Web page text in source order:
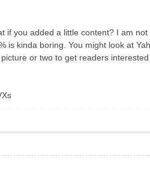
you added a little content? I am
kinda boring. You might look at
or two to get readers